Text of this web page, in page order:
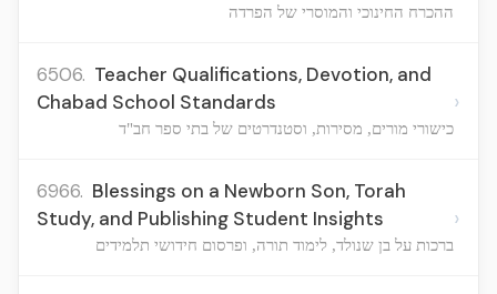
ההכרח החינוכי והמוסרי של הפרדה
6506. Teacher Qualifications, Devotion, and
Chabad School Standards
כישורי מורים, מסירות, וסטנדרטים של בתי ספר חב"ד
›
6966. Blessings on a Newborn Son, Torah
Study, and Publishing Student Insights
ברכות על בן שנולד, לימוד תורה, ופרסום חידושי תלמידים
›